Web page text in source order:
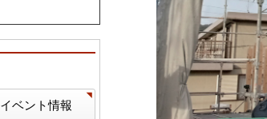
イベント情報